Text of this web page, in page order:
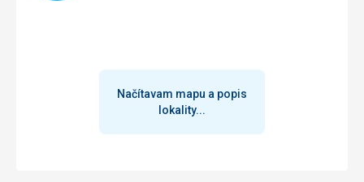
Načítavam mapu a popis
lokality...